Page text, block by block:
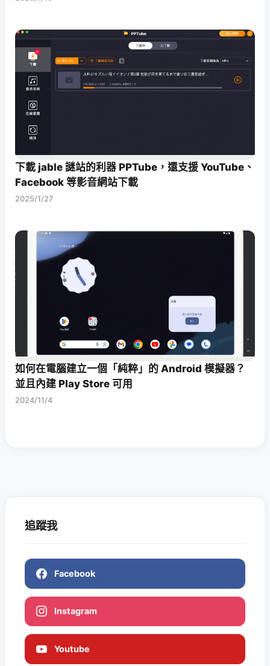
下載 jable 謎站的利器 PPTube，還支援 YouTube、
Facebook 等影音網站下載
2025/1/27
如何在電腦建立一個「純粹」的 Android 模擬器？
並且內建 Play Store 可用
2024/11/4
追蹤我
Facebook
Instagram
Youtube